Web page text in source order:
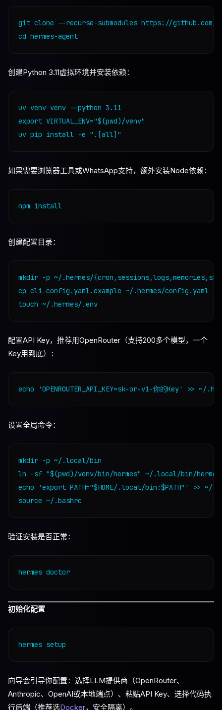
git clone --recurse-submodules https://github.com/
创建Python 3.11虚拟环境并安装依赖：
uv venv venv --python 3.11
export VIRTUAL_ENV="$(pwd)/venv"
如果需要浏览器工具或WhatsApp支持，额外安装Node依赖：
创建配置目录：
mkdir -p ~/.hermes/
cp cli-config.yaml.example ~/.hermes/config.yaml
配置API Key，推荐用OpenRouter（支持200多个模型，一个
Key用到底）：
设置全局命令：
mkdir -p ~/.local/bin
ln -sf "$(pwd)/venv/bin/hermes" ~/.local/bin/hermes
echo 'export PATH="$HOME/.local/bin:$PATH"' >> ~/
验证安装是否正常：
初始化配置
向导会引导你配置：选择LLM提供商（OpenRouter、
Anthropic、OpenAI或本地端点）、粘贴API Key、选择代码执
行后端（推荐选Docker，安全隔离）。